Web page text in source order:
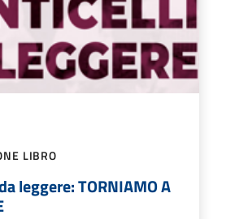
LIBRO
leggere: TORNIAMO A